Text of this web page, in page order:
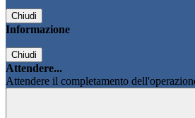
Chiudi
Informazione
Chiudi
Attendere...
Attendere il completamento